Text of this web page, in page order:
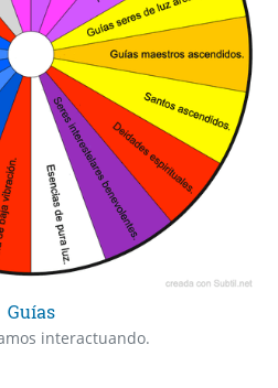
Guías
interactuando.